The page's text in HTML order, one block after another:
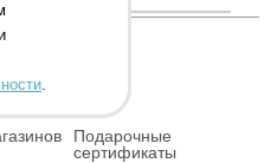
Подарочные
сертификаты
.